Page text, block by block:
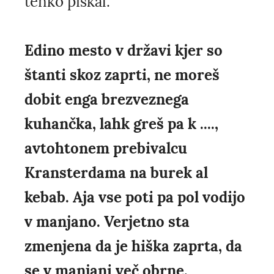
Edino mesto v državi kjer so
štanti skoz zaprti, ne moreš
dobit enga brezveznega
kuhančka, lahk greš pa k ....,
avtohtonem prebivalcu
Kransterdama na burek al
kebab. Aja vse poti pa pol vodijo
v manjano. Verjetno sta
zmenjena da je hiška zaprta, da